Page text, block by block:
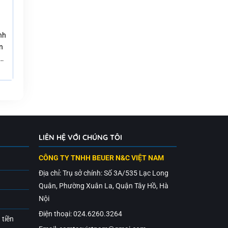
tiền
LIÊN HỆ VỚI CHÚNG TÔI
CÔNG TY TNHH BEUER N&C VIỆT NAM
Địa chỉ: Trụ sở chính: Số 3A/535 Lạc Long
Quân, Phường Xuân La, Quận Tây Hồ, Hà
Nội
Điện thoại: 024.6260.3264